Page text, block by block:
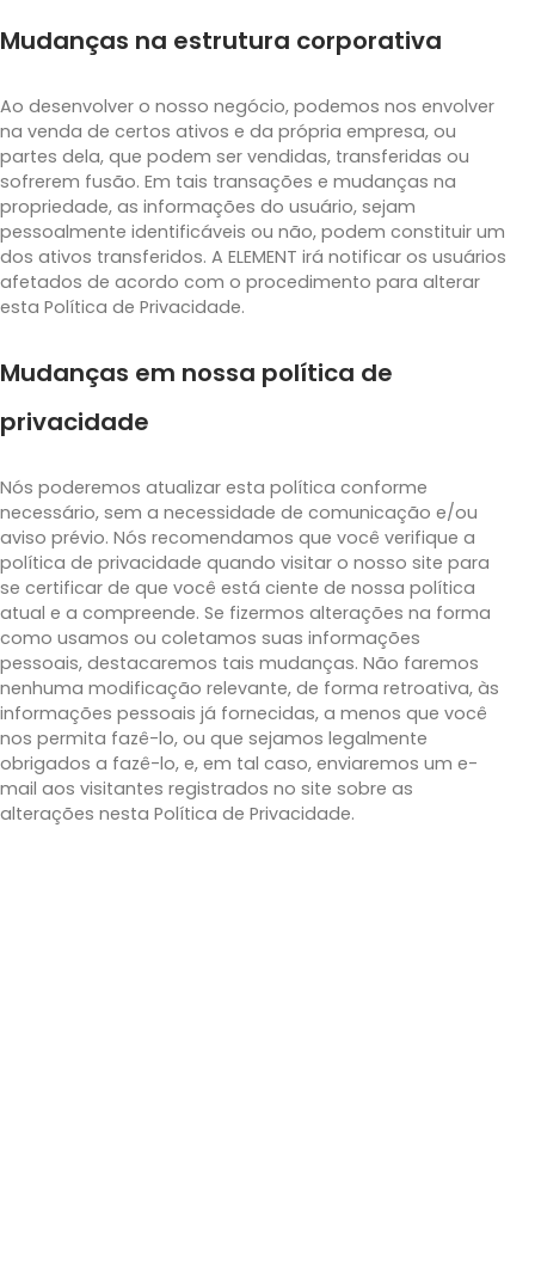
Mudanças na estrutura corporativa
Ao desenvolver o nosso negócio, podemos nos envolver
na venda de certos ativos e da própria empresa, ou
partes dela, que podem ser vendidas, transferidas ou
sofrerem fusão. Em tais transações e mudanças na
propriedade, as informações do usuário, sejam
pessoalmente identificáveis ou não, podem constituir um
dos ativos transferidos. A ELEMENT irá notificar os usuários
afetados de acordo com o procedimento para alterar
esta Política de Privacidade.
Mudanças em nossa política de
privacidade
Nós poderemos atualizar esta política conforme
necessário, sem a necessidade de comunicação e/ou
aviso prévio. Nós recomendamos que você verifique a
política de privacidade quando visitar o nosso site para
se certificar de que você está ciente de nossa política
atual e a compreende. Se fizermos alterações na forma
como usamos ou coletamos suas informações
pessoais, destacaremos tais mudanças. Não faremos
nenhuma modificação relevante, de forma retroativa, às
informações pessoais já fornecidas, a menos que você
nos permita fazê-lo, ou que sejamos legalmente
obrigados a fazê-lo, e, em tal caso, enviaremos um e-
mail aos visitantes registrados no site sobre as
alterações nesta Política de Privacidade.